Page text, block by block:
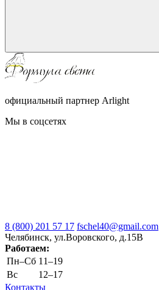
официальный партнер Arlight
Мы в соцсетях
8 (800) 201 57 17 fschel40@gmail.com
Челябинск, ул.Воровского, д.15В
Работаем:
Пн–Cб 11–19
Вс
12–17
Контакты